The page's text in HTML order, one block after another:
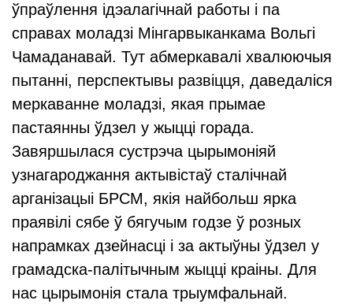
ўпраўлення ідэалагічнай работы і па
справах моладзі Мінгарвыканкама Вольгі
Чамаданавай. Тут абмеркавалі хвалюючыя
пытанні, перспектывы развіцця, даведаліся
меркаванне моладзі, якая прымае
пастаянны ўдзел у жыцці горада.
Завяршылася сустрэча цырымоніяй
узнагароджання актывістаў сталічнай
арганізацыі БРСМ, якія найбольш ярка
праявілі сябе ў бягучым годзе ў розных
напрамках дзейнасці і за актыўны ўдзел у
грамадска-палітычным жыцці краіны. Для
нас цырымонія стала трыумфальнай.